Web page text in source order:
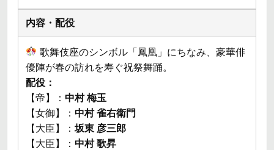
歌舞伎座のシンボル「鳳凰」にちなみ、豪華俳
優陣が春の訪れを寿ぐ祝祭舞踊。
配役：
【帝】： 中村 梅玉
【女御】： 中村 雀右衛門
【大臣】： 坂東 彦三郎
【大臣】： 中村 歌昇